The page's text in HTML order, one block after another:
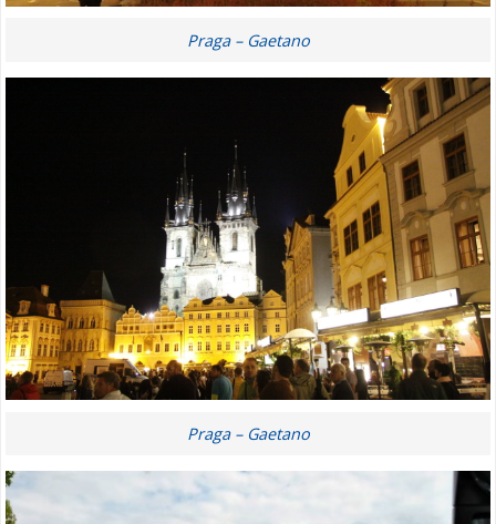
Praga – Gaetano
Praga – Gaetano